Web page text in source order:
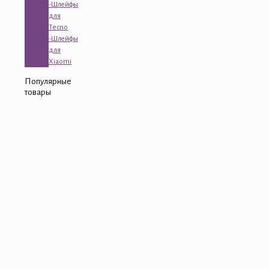
-Шлейфы
для
Tecno
-Шлейфы
для
Xiaomi
Популярные
товары